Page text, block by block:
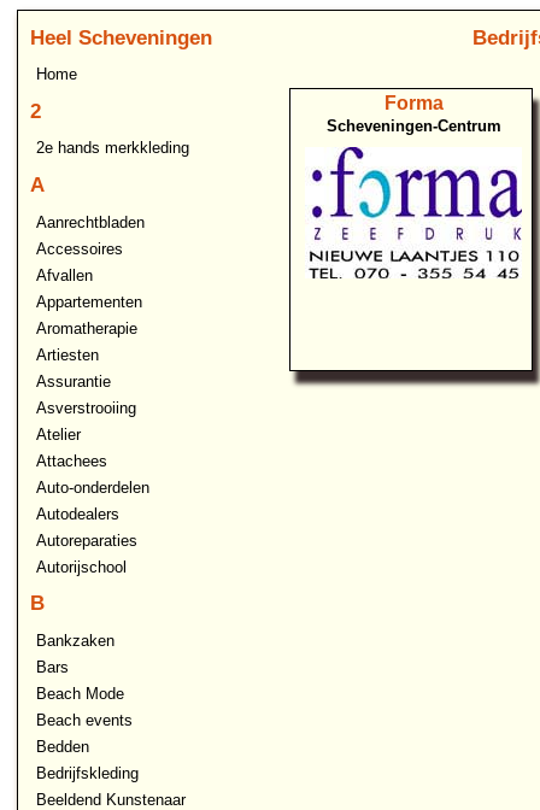
Heel Scheveningen
Home
2
2e hands merkkleding
A
Aanrechtbladen
Accessoires
Afvallen
Appartementen
Aromatherapie
Artiesten
Assurantie
Asverstrooiing
Atelier
Attachees
Auto-onderdelen
Autodealers
Autoreparaties
Autorijschool
B
Bankzaken
Bars
Beach Mode
Beach events
Bedden
Bedrijfskleding
Beeldend Kunstenaar
Forma
Scheveningen-Centrum